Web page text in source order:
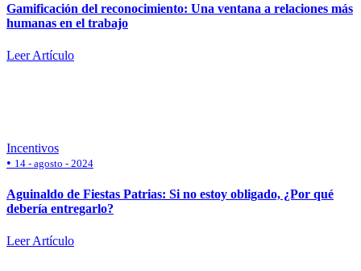
Gamificación del reconocimiento: Una ventana a relaciones más
humanas en el trabajo
Leer Artículo
Incentivos
• 14 - agosto - 2024
Aguinaldo de Fiestas Patrias: Si no estoy obligado, ¿Por qué
debería entregarlo?
Leer Artículo